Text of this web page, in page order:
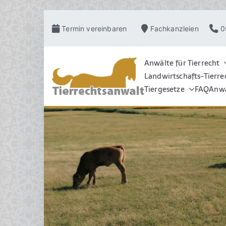
InhaltTermin vereinbaren Fachkanzleien
Pferderecht,
Grosstierrecht,
Schadensrecht,
Anwälte für Tierrecht
Landwirtschafts-
Tiergesetze
FAQ